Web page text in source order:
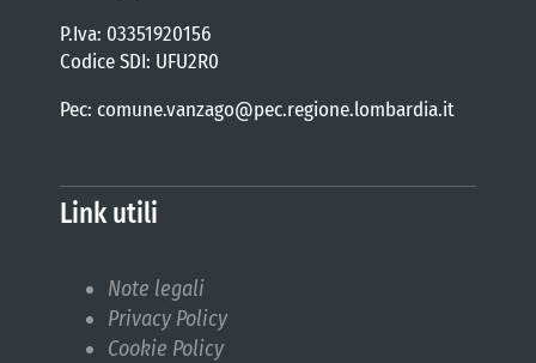
P.Iva: 03351920156
Codice SDI: UFU2R0
Pec: comune.vanzago@pec.regione.lombardia.it
Link utili
Note legali
Privacy Policy
Cookie Policy